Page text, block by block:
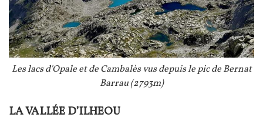
Légende
Les lacs d'Opale et de Cambalès vus depuis le pic de Bernat
Barrau (2793m)
Texte
LA VALLÉE D’ILHEOU